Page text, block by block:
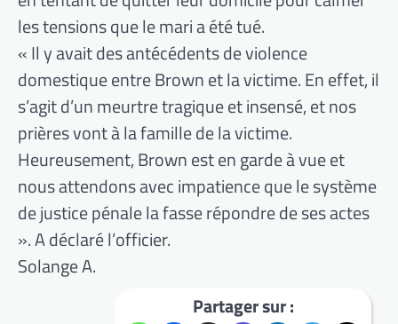
les tensions que le mari a été tué.
« Il y avait des antécédents de violence
domestique entre Brown et la victime. En effet, il
s’agit d’un meurtre tragique et insensé, et nos
prières vont à la famille de la victime.
Heureusement, Brown est en garde à vue et
nous attendons avec impatience que le système
de justice pénale la fasse répondre de ses actes
». A déclaré l’officier.
Solange A.
Partager sur :